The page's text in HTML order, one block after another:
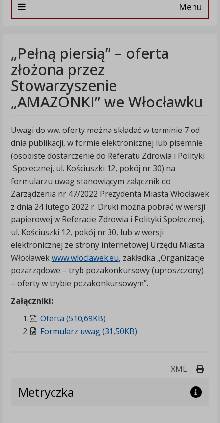
Menu
„Pełną piersią” – oferta
złożona przez
Stowarzyszenie
„AMAZONKI” we Włocławku
Uwagi do ww. oferty można składać w terminie 7 od
dnia publikacji, w formie elektronicznej lub pisemnie
(osobiste dostarczenie do Referatu Zdrowia i Polityki
Społecznej, ul. Kościuszki 12, pokój nr 30) na
formularzu uwag stanowiącym załącznik do
Zarządzenia nr 47/2022 Prezydenta Miasta Włocławek
z dnia 24 lutego 2022 r. Druki można pobrać w wersji
papierowej w Referacie Zdrowia i Polityki Społecznej,
ul. Kościuszki 12, pokój nr 30, lub w wersji
elektronicznej ze strony internetowej Urzędu Miasta
Włocławekwww.wloclawek.eu, zakładka „Organizacje
pozarządowe – tryb pozakonkursowy (uproszczony)
– oferty w trybie pozakonkursowym”.
Załączniki:
Oferta (510,69KB)
Formularz uwag (31,50KB)
XML
Metryczka